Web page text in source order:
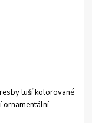
tuší kolorované
ornamentální